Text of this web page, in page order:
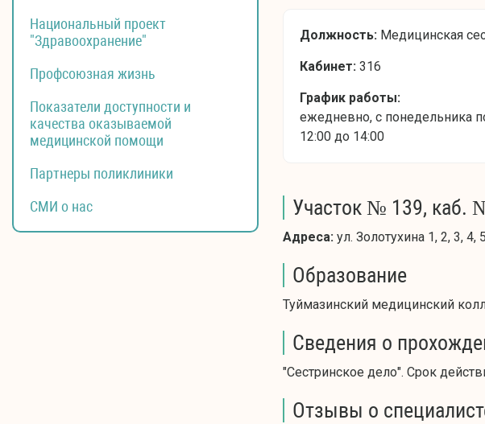
Национальный проект
"Здравоохранение"
Профсоюзная жизнь
Показатели доступности и
качества оказываемой
медицинской помощи
Партнеры поликлиники
СМИ о нас
Должность: Медицинская
Кабинет: 316
График работы:
ежедневно, с понедельника
12:00 до 14:00
Участок № 139, каб.
Адреса: ул. Золотухина 1, 2, 3, 4,
Образование
Туймазинский медицинский
Сведения о
"Сестринское дело". Срок
Отзывы о